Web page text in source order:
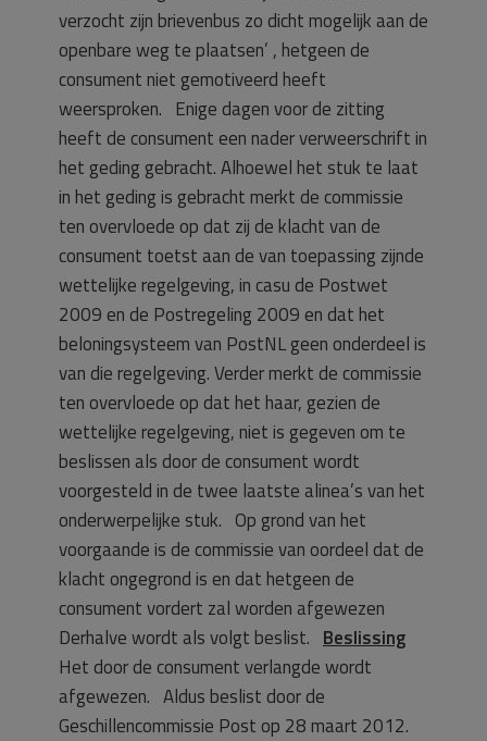
verzocht zijn brievenbus zo dicht mogelijk aan de
openbare weg te plaatsen’ , hetgeen de
consument niet gemotiveerd heeft
weersproken. Enige dagen voor de zitting
heeft de consument een nader verweerschrift in
het geding gebracht. Alhoewel het stuk te laat
in het geding is gebracht merkt de commissie
ten overvloede op dat zij de klacht van de
consument toetst aan de van toepassing zijnde
wettelijke regelgeving, in casu de Postwet
2009 en de Postregeling 2009 en dat het
beloningsysteem van PostNL geen onderdeel is
van die regelgeving. Verder merkt de commissie
ten overvloede op dat het haar, gezien de
wettelijke regelgeving, niet is gegeven om te
beslissen als door de consument wordt
voorgesteld in de twee laatste alinea’s van het
onderwerpelijke stuk. Op grond van het
voorgaande is de commissie van oordeel dat de
klacht ongegrond is en dat hetgeen de
consument vordert zal worden afgewezen
Derhalve wordt als volgt beslist. Beslissing
Het door de consument verlangde wordt
afgewezen. Aldus beslist door de
Geschillencommissie Post op 28 maart 2012.